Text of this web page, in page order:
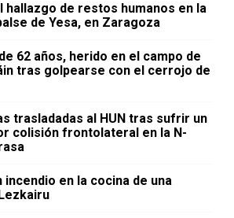
hallazgo de restos humanos en la
de Yesa, en Zaragoza
62 años, herido en el campo de
tras golpearse con el cerrojo de
trasladadas al HUN tras sufrir un
colisión frontolateral en la N-
incendio en la cocina de una